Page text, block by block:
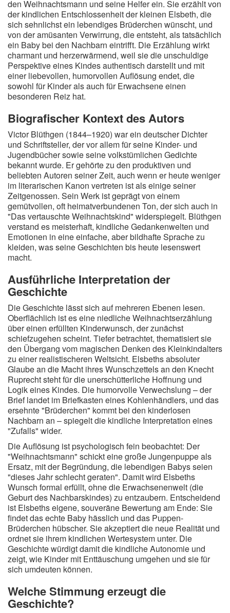
den Weihnachtsmann und seine Helfer ein. Sie erzählt von
der kindlichen Entschlossenheit der kleinen Elsbeth, die
sich sehnlichst ein lebendiges Brüderchen wünscht, und
von der amüsanten Verwirrung, die entsteht, als tatsächlich
ein Baby bei den Nachbarn eintrifft. Die Erzählung wirkt
charmant und herzerwärmend, weil sie die unschuldige
Perspektive eines Kindes authentisch darstellt und mit
einer liebevollen, humorvollen Auflösung endet, die
sowohl für Kinder als auch für Erwachsene einen
besonderen Reiz hat.
Biografischer Kontext des Autors
Victor Blüthgen (1844–1920) war ein deutscher Dichter
und Schriftsteller, der vor allem für seine Kinder- und
Jugendbücher sowie seine volkstümlichen Gedichte
bekannt wurde. Er gehörte zu den produktiven und
beliebten Autoren seiner Zeit, auch wenn er heute weniger
im literarischen Kanon vertreten ist als einige seiner
Zeitgenossen. Sein Werk ist geprägt von einem
gemütvollen, oft heimatverbundenen Ton, der sich auch in
"Das vertauschte Weihnachtskind" widerspiegelt. Blüthgen
verstand es meisterhaft, kindliche Gedankenwelten und
Emotionen in eine einfache, aber bildhafte Sprache zu
kleiden, was seine Geschichten bis heute lesenswert
macht.
Ausführliche Interpretation der
Geschichte
Die Geschichte lässt sich auf mehreren Ebenen lesen.
Oberflächlich ist es eine niedliche Weihnachtserzählung
über einen erfüllten Kinderwunsch, der zunächst
schiefzugehen scheint. Tiefer betrachtet, thematisiert sie
den Übergang vom magischen Denken des Kleinkindalters
zu einer realistischeren Weltsicht. Elsbeths absoluter
Glaube an die Macht ihres Wunschzettels an den Knecht
Ruprecht steht für die unerschütterliche Hoffnung und
Logik eines Kindes. Die humorvolle Verwechslung – der
Brief landet im Briefkasten eines Kohlenhändlers, und das
ersehnte "Brüderchen" kommt bei den kinderlosen
Nachbarn an – spiegelt die kindliche Interpretation eines
"Zufalls" wider.
Die Auflösung ist psychologisch fein beobachtet: Der
"Weihnachtsmann" schickt eine große Jungenpuppe als
Ersatz, mit der Begründung, die lebendigen Babys seien
"dieses Jahr schlecht geraten". Damit wird Elsbeths
Wunsch formal erfüllt, ohne die Erwachsenenwelt (die
Geburt des Nachbarskindes) zu entzaubern. Entscheidend
ist Elsbeths eigene, souveräne Bewertung am Ende: Sie
findet das echte Baby hässlich und das Puppen-
Brüderchen hübscher. Sie akzeptiert die neue Realität und
ordnet sie ihrem kindlichen Wertesystem unter. Die
Geschichte würdigt damit die kindliche Autonomie und
zeigt, wie Kinder mit Enttäuschung umgehen und sie für
sich umdeuten können.
Welche Stimmung erzeugt die
Geschichte?